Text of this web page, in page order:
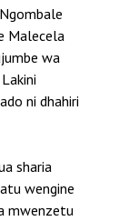
Malecela
wa
ni dhahiri
sharia
wengine
mwenzetu